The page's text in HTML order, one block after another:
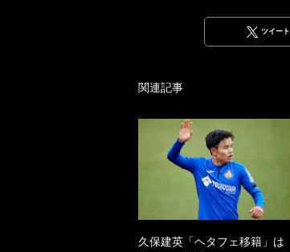
ツイート
関連記事
久保建英「ヘタフェ移籍」は